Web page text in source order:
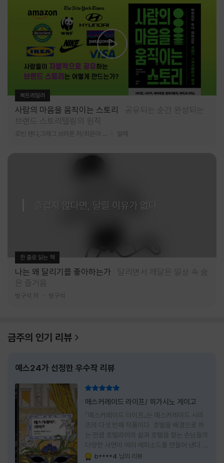
북트레일러
사람의 마음을 움직이는 스토리
공유되는 순간 완성되는
브랜드 스토리텔링의 원칙
알레
즐겁지 않다면, 달릴 이유가 없다
한 줄로 읽는 책
나는 왜 달리기를 좋아하는가
달리면서 깨달은 일상 속 숨
은 즐거움
방구석 저 방구석
금주의 인기 리뷰
예스24가 선정한 우수작 리뷰
매스커레이드 라이프/ 히가시노 게이고
『매스커레이드 라이프』는 매스커레이드 시리
즈의 다섯 번째 작품이다. 호텔을 배경으로 하
는 만큼 호텔리어의 삶과 호텔을 찾는 손님들의
다양한 사연이 여러 에피소드를 만들어 낸다.
주인공은 호텔리어로서의 완벽함을 꿈꾸는 야
b****4 님의 리뷰